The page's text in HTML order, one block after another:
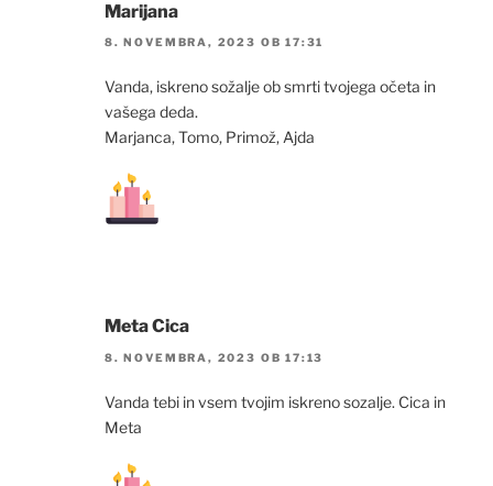
Marijana
8. NOVEMBRA, 2023 OB 17:31
Vanda, iskreno sožalje ob smrti tvojega očeta in
vašega deda.
Marjanca, Tomo, Primož, Ajda
Meta Cica
8. NOVEMBRA, 2023 OB 17:13
Vanda tebi in vsem tvojim iskreno sozalje. Cica in
Meta